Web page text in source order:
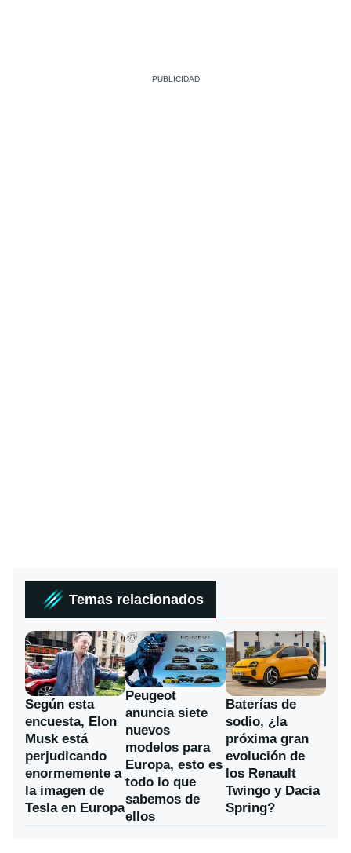
Temas relacionados
Según esta
encuesta, Elon
Musk está
perjudicando
enormemente a
la imagen de
Tesla en Europa
Peugeot
anuncia siete
nuevos
modelos para
Europa, esto es
todo lo que
sabemos de
ellos
Baterías de
sodio, ¿la
próxima gran
evolución de
los Renault
Twingo y Dacia
Spring?